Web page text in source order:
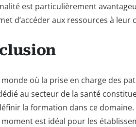
est particulièrement
d’accéder aux ressources à leur
monde où la prise en charge des
au secteur de la santé
la formation dans ce domaine.
moment est idéal pour les